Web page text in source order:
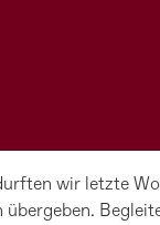
wir letzte
übergeben.